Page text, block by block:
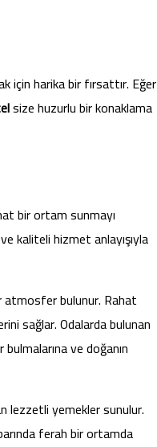
için harika bir fırsattır. Eğer
size huzurlu bir konaklama
bir ortam sunmayı
kaliteli hizmet anlayışıyla
atmosfer bulunur. Rahat
sağlar. Odalarda bulunan
ve doğanın
lezzetli yemekler sunulur.
ferah bir ortamda